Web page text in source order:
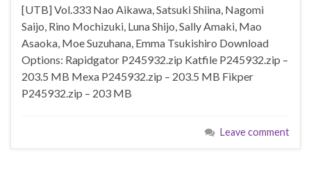
[UTB] Vol.333 Nao Aikawa, Satsuki Shiina, Nagomi
Saijo, Rino Mochizuki, Luna Shijo, Sally Amaki, Mao
Asaoka, Moe Suzuhana, Emma Tsukishiro Download
Options: Rapidgator P245932.zip Katfile P245932.zip –
203.5 MB Mexa P245932.zip – 203.5 MB Fikper
P245932.zip – 203 MB
Leave comment